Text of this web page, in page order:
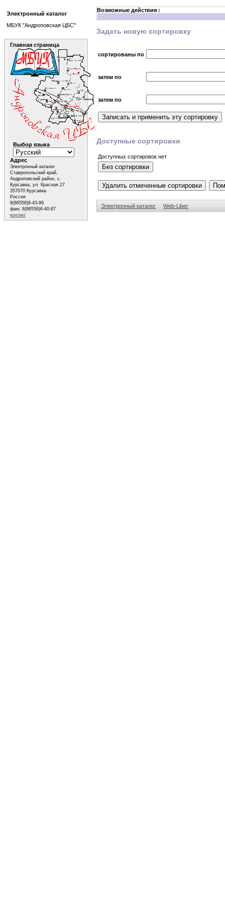
Возможные действия :
Задать новую сортировку
сортированы по
затем по
затем по
Доступные сортировки
Доступных сортировок нет
Электронный каталог Web-Liber
Электронный каталог
МБУК "Андроповская ЦБС"
Главная страница
Выбор языка
Адрес
Электронный каталог
Ставропольский край,
Андроповский район, с.
Курсавка, ул. Красная 27
357070 Курсавка
Россия
8(86556)6-43-99
факс 8(86556)6-40-87
контакт